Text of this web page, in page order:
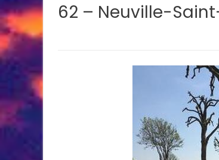
62 – Neuville-